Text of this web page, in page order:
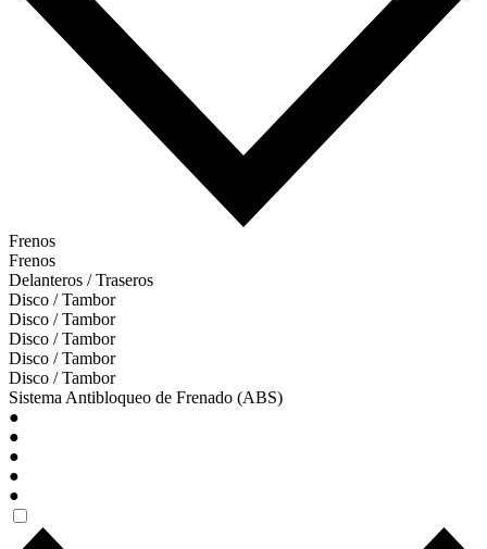
Frenos
Frenos
Delanteros / Traseros
Disco / Tambor
Disco / Tambor
Disco / Tambor
Disco / Tambor
Disco / Tambor
Sistema Antibloqueo de Frenado (ABS)
●
●
●
●
●